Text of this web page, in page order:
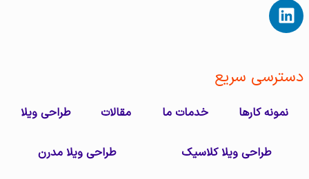
دسترسی سریع
نمونه کارها خدمات ما مقالات طراحی ویلا
طراحی ویلا کلاسیک طراحی ویلا مدرن